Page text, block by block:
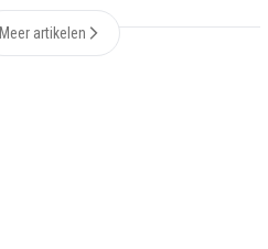
Meer artikelen